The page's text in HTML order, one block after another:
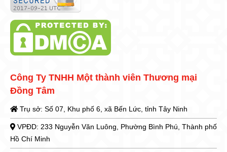
Công Ty TNHH Một thành viên Thương mại
Đồng Tâm
Trụ sở: Số 07, Khu phố 6, xã Bến Lức, tỉnh Tây Ninh
VPĐD: 233 Nguyễn Văn Luông, Phường Bình Phú, Thành phố
Hồ Chí Minh